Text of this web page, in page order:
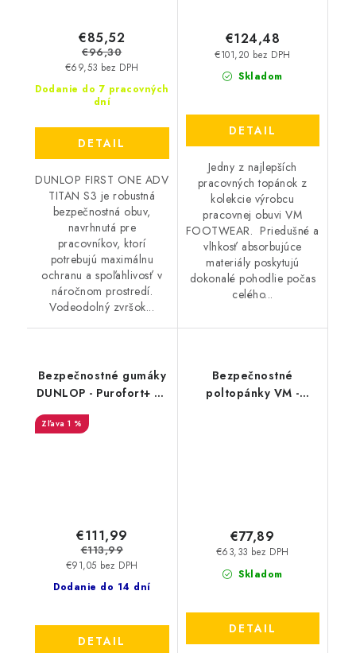
Dodanie do 7 pracovných
dní
€69,53 bez DPH
€85,52
€96,30
DETAIL
DUNLOP FIRST ONE ADV
TITAN S3 je robustná
bezpečnostná obuv,
navrhnutá pre
pracovníkov, ktorí
potrebujú maximálnu
ochranu a spoľahlivosť v
náročnom prostredí.
Vodeodolný zvršok...
Skladom
€101,20 bez DPH
€124,48
DETAIL
Jedny z najlepších
pracovných topánok z
kolekcie výrobcu
pracovnej obuvi VM
FOOTWEAR. Priedušné a
vlhkosť absorbujúce
materiály poskytujú
dokonalé pohodlie počas
celého...
Bezpečnostné gumáky
DUNLOP - Purofort+ S5
Green C762933
45508
1 %
Dodanie do 14 dní
€91,05 bez DPH
€111,99
€113,99
DETAIL
Bezpečnostné
poltopánky VM -
Skladom
€63,33 bez DPH
€77,89
DETAIL